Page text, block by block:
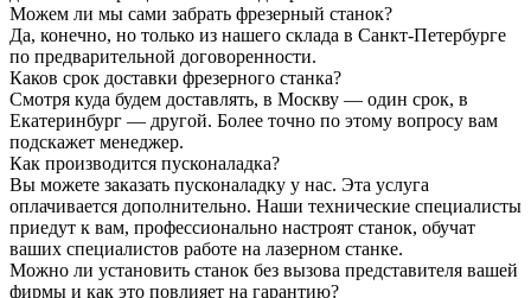
Можем ли мы сами забрать фрезерный станок?
Да, конечно, но только из нашего склада в Санкт-Петербурге
по предварительной договоренности.
Каков срок доставки фрезерного станка?
Смотря куда будем доставлять, в Москву — один срок, в
Екатеринбург — другой. Более точно по этому вопросу вам
подскажет менеджер.
Как производится пусконаладка?
Вы можете заказать пусконаладку у нас. Эта услуга
оплачивается дополнительно. Наши технические специалисты
приедут к вам, профессионально настроят станок, обучат
ваших специалистов работе на лазерном станке.
Можно ли установить станок без вызова представителя вашей
фирмы и как это повлияет на гарантию?